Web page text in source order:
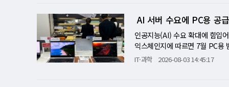
했다고 판단하기에는 이르다는
실질적인 수요 회복으로 연결
증가했다. 평균판매가격은 전년
고, 중동과 아프리카 등 신흥시
가격 인상에 크게 의존하기보다
담 직격탄 반면 중국 제조사들
손실이 2021년 기록한 역대 최
선제적 투자 비용과 성격이 다
금의 손실은 기업가치를 높이는
무게가 더 클 수밖에 없다. 고
던 '탈팡' 흐름이 진정되고 있다
해당 기간 이들 업체에서 매입
하면서 가격 경쟁이 제대로 작
품업체 간 경쟁을 유도하기 위
체들이 서로의 가격을 알 수 없
서로 공유하면서 가격을 일정 수
동시에 적용되고, 2028년에는
과세 기준은 공시가격 12억원
담이 감소하거나 현행 수준을
공제 한도를 10억원으로 제한
한시적으로 완화해 시장 매물을
AI 서버 수요에 PC용 공
인공지능(AI) 수요 확대에 힘입
익스체인지에 따르면 7월 PC
6월 조사 당시 2.9달러와 비교
IT·과학 2026-08-03 14:45:17